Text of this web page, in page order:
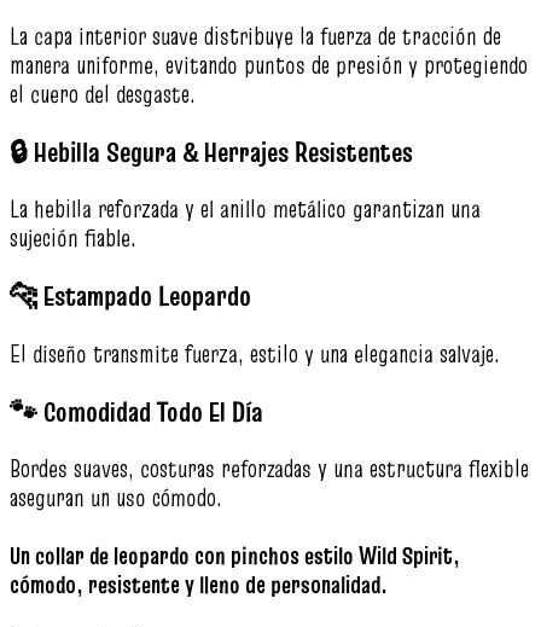
La capa interior suave distribuye la fuerza de tracción de
manera uniforme, evitando puntos de presión y protegiendo
el cuero del desgaste.
🔒 Hebilla Segura & Herrajes Resistentes
La hebilla reforzada y el anillo metálico garantizan una
sujeción fiable.
🐆 Estampado Leopardo
El diseño transmite fuerza, estilo y una elegancia salvaje.
🐾 Comodidad Todo El Día
Bordes suaves, costuras reforzadas y una estructura flexible
aseguran un uso cómodo.
Un collar de leopardo con pinchos estilo Wild Spirit,
cómodo, resistente y lleno de personalidad.